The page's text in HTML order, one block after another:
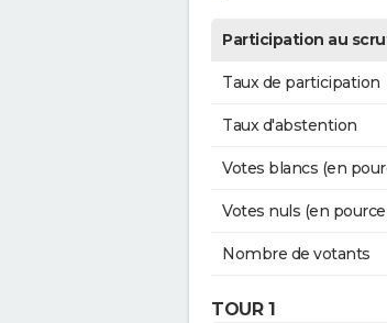
Participation au
Taux de participation
Taux d'abstention
Votes blancs (en
Votes nuls (en
Nombre de votants
TOUR 1